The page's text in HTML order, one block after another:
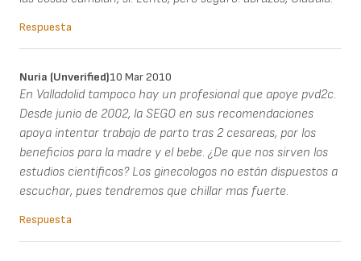
Respuesta
Nuria (unverified)10 Mar 2010
En Valladolid tampoco hay un profesional que apoye pvd2c.
Desde junio de 2002, la SEGO en sus recomendaciones
apoya intentar trabajo de parto tras 2 cesareas, por los
beneficios para la madre y el bebe. ¿De que nos sirven los
estudios cientificos? Los ginecologos no están dispuestos a
escuchar, pues tendremos que chillar mas fuerte.
Respuesta